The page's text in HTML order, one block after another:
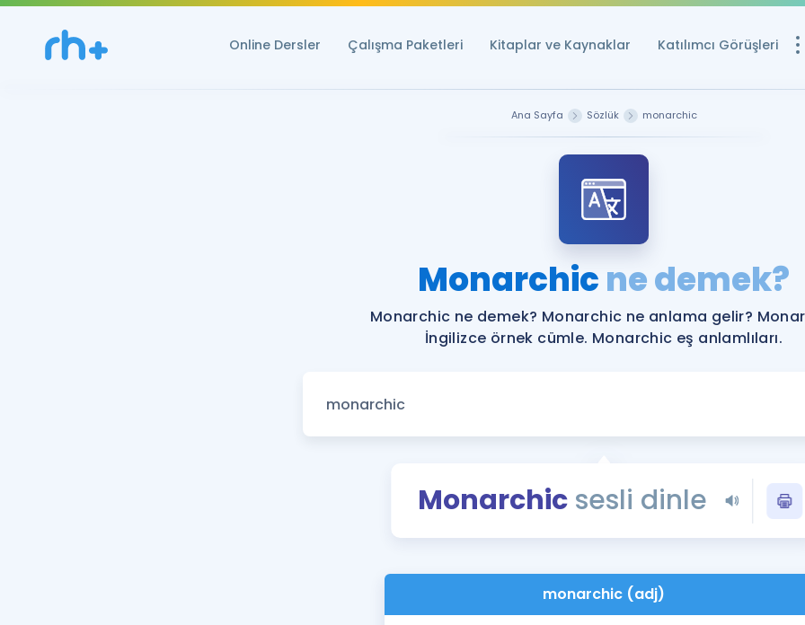
Online Dersler Çalışma Paketleri Kitaplar ve Kaynaklar Katılımcı Görüşleri
Ücretsiz
YDS ve YÖKDİL
YDS ve YÖKDİL'e
Tüm ÖSYM
YDS - YÖKDİL
İngilizce
Ana Sayfa Sözlük monarchic
Monarchicne demek?
Monarchic ne demek? Monarchic ne anlama gelir?
İngilizce örnek cümle. Monarchic eş anlamlıları.
Monarchic sesli dinle
monarchic (adj)